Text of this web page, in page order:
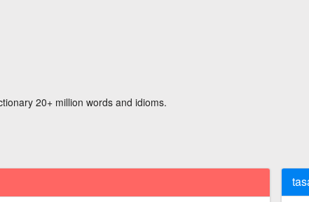
20+ million words and idioms.